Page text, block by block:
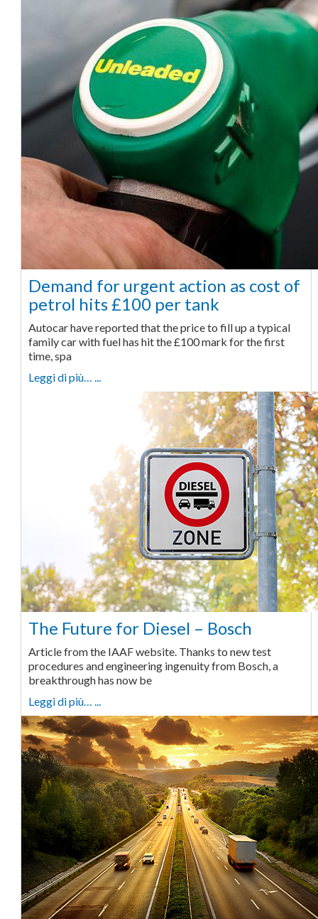
Demand for urgent action as cost of
petrol hits £100 per tank
Autocar have reported that the price to fill up a typical
family car with fuel has hit the £100 mark for the first
time, spa
Leggi di più… ...
The Future for Diesel – Bosch
Article from the IAAF website. Thanks to new test
procedures and engineering ingenuity from Bosch, a
breakthrough has now be
Leggi di più… ...